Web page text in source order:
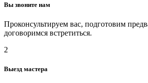
Вы звоните нам
Проконсультируем вас, подготовим
договоримся встретиться.
2
Выезд мастера